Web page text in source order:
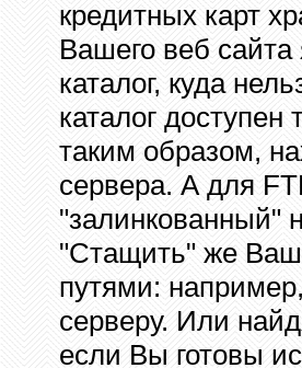
кредитных карт
Вашего веб
каталог, куда
каталог доступен
таким образом,
сервера. А для
"залинкованный"
"Стащить" же
путями:
серверу. Или
если Вы готовы